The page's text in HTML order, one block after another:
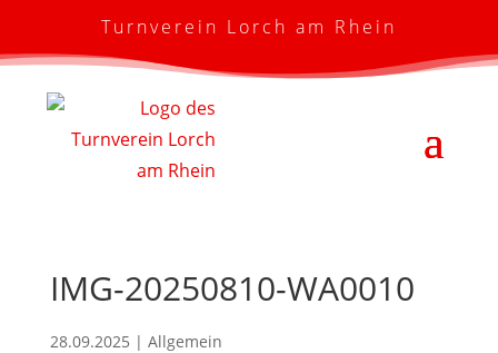
Turnverein Lorch am Rhein
IMG-20250810-WA0010
28.09.2025 | Allgemein